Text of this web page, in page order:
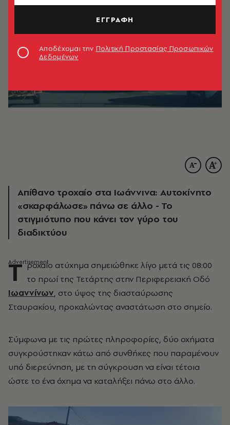
Απίθανο τροχαίο στα Ιωάννινα: Αυτοκίνητο
«σκαρφάλωσε» πάνω σε άλλο - Το
στιγμιότυπο που κάνει τον γύρο του
διαδικτύου
Τ ροχαίο ατύχημα σημειώθηκε λίγο μετά τις 08:00
το πρωί της Τετάρτης στην Περιφερειακή Οδό
Ιωαννίνων, στο ύψος της διασταύρωσης
Σταυρακίου, προκαλώντας αναστάτωση στο σημείο.
Σύμφωνα με τις πρώτες πληροφορίες, δύο οχήματα
συγκρούστηκαν κάτω από συνθήκες που παραμένουν
υπό διερεύνηση, με τη σύγκρουση να είναι τέτοια
ώστε το ένα όχημα να καταλήξει πάνω στο άλλο.
ΕΓΓΡΑΦΗ
Αποδέχομαι την Πολιτική Προστασίας Προσωπικών
Δεδομένων